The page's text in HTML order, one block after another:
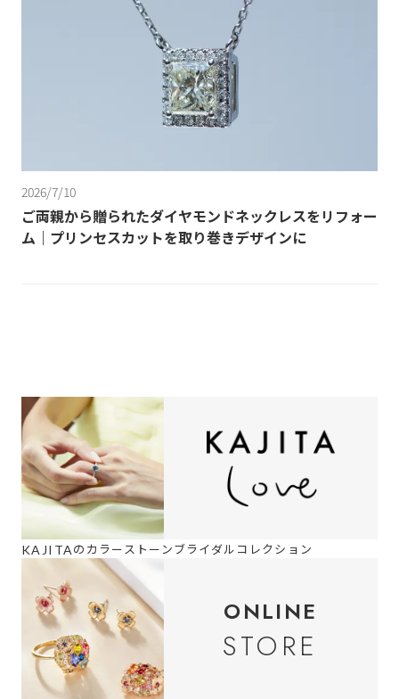
2026/7/10
ご両親から贈られたダイヤモンドネックレスをリフォー
ム｜プリンセスカットを取り巻きデザインに
KAJITAの カラーストーンブライダルコレクション
ONLINE
STORE